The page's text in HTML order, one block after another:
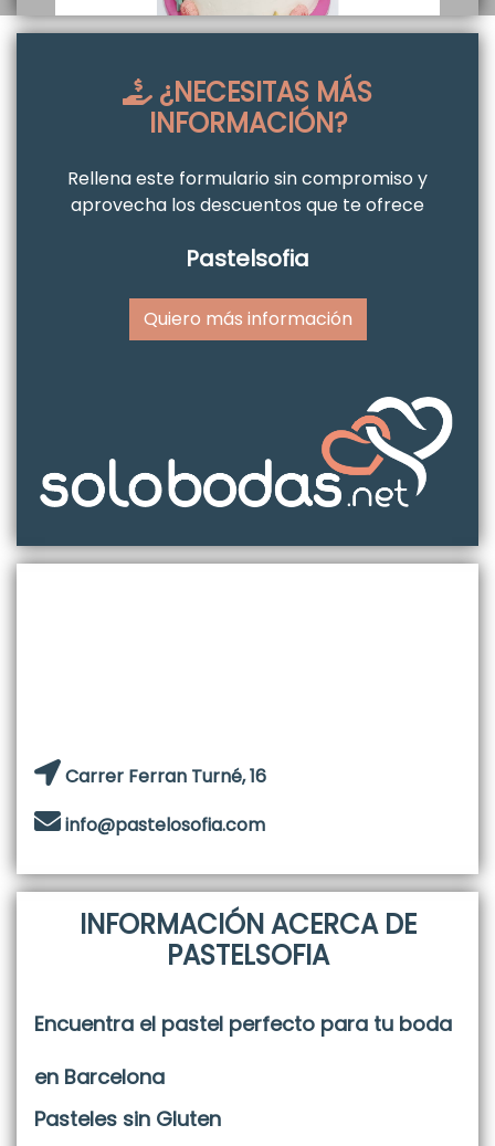
¿NECESITAS MÁS
INFORMACIÓN?
Rellena este formulario sin compromiso y
aprovecha los descuentos que te ofrece
Pastelsofia
Quiero más información
Carrer Ferran Turné, 16
info@pastelosofia.com
INFORMACIÓN ACERCA DE
PASTELSOFIA
Encuentra el pastel perfecto para tu boda
en Barcelona
Pasteles sin Gluten